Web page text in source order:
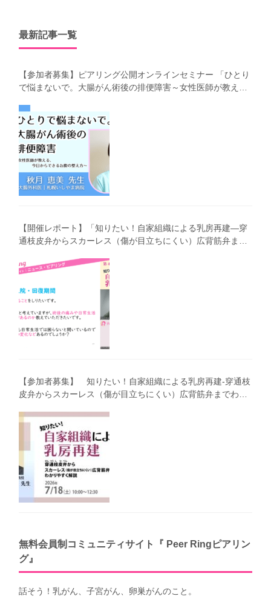
最新記事一覧
【参加者募集】ピアリング公開オンラインセミナー 「ひとり
で悩まないで。大腸がん術後の排便障害～女性医師が教え
【開催レポート】「知りたい！自家組織による乳房再建―穿
通枝皮弁からスカーレス（傷が目立ちにくい）広背筋弁まで
【参加者募集】 知りたい！自家組織による乳房再建-穿通枝
皮弁からスカーレス（傷が目立ちにくい）広背筋弁までわか
無料会員制コミュニティサイト『 Peer Ringピアリン
グ』
話そう！乳がん、子宮がん、卵巣がんのこと。